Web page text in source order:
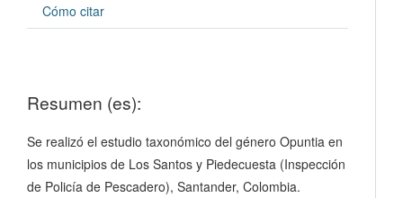
Cómo citar
Resumen (es):
Se realizó el estudio taxonómico del género Opuntia en
los municipios de Los Santos y Piedecuesta (Inspección
de Policía de Pescadero), Santander, Colombia.